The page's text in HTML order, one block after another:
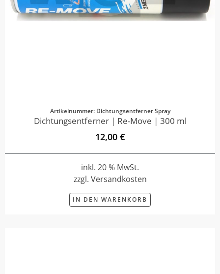
Artikelnummer: Dichtungsentferner Spray
Dichtungsentferner | Re-Move | 300 ml
12,00 €
inkl. 20 % MwSt.
zzgl. Versandkosten
IN DEN WARENKORB